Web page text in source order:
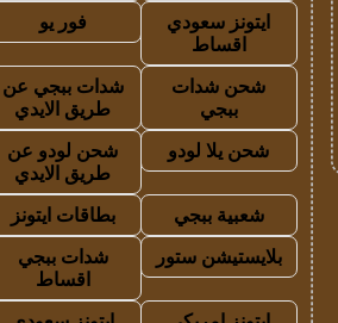
ايتونز سعودي
اقساط
فور يو
شحن شدات
ببجي
شدات ببجي عن
طريق الايدي
شحن يلا لودو
شحن لودو عن
طريق الايدي
شعبية ببجي بطاقات ايتونز
بلايستيشن ستور
شدات ببجي
اقساط